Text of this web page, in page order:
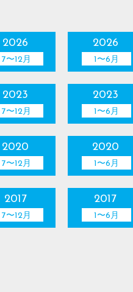
2026
7〜12月
2026
1〜6月
2023
7〜12月
2023
1〜6月
2020
7〜12月
2020
1〜6月
2017
7〜12月
2017
1〜6月